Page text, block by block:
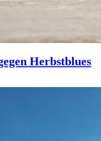
Herbstblues